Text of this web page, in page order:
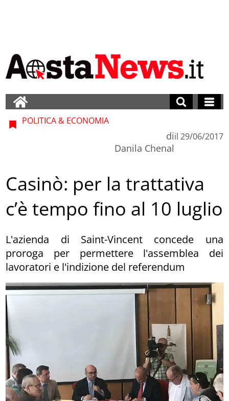
POLITICA & ECONOMIA
di
Danila Chenal
il 29/06/2017
Casinò: per la trattativa
c’è tempo fino al 10 luglio
L'azienda di Saint-Vincent concede una
proroga per permettere l'assemblea dei
lavoratori e l'indizione del referendum